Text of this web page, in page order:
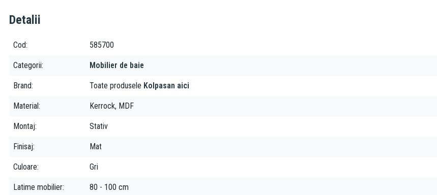
Detalii
Cod 585700
Categorii Mobilier de baie
Brand Toate produsele Kolpasan aici
Material Kerrock, MDF
Montaj Stativ
Finisaj Mat
Culoare Gri
Latime mobilier 80 - 100 cm